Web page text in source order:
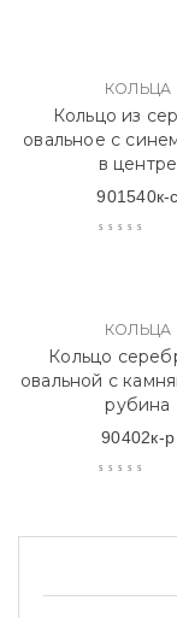
КОЛЬЦА
Кольцо из
овальное с
в центре
901540к-с
КОЛЬЦА
Кольцо
овальной с
рубина
90402к-р